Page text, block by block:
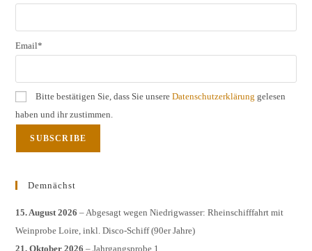
Email*
Bitte bestätigen Sie, dass Sie unsereDatenschutzerklärung gelesen
haben und ihr zustimmen.
Demnächst
15. August 2026 – Abgesagt wegen Niedrigwasser: Rheinschifffahrt mit
Weinprobe Loire, inkl. Disco-Schiff (90er Jahre)
21. Oktober 2026 – Jahrgangsprobe 1